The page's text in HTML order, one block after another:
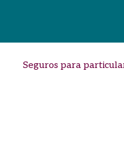
Seguros para